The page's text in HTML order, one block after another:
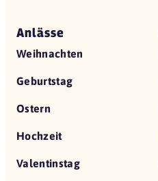
Anlässe
Weihnachten
Geburtstag
Ostern
Hochzeit
Valentinstag